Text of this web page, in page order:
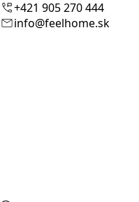
+421 905 270 444
info@feelhome.sk